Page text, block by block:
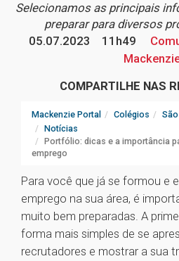
Selecionamos as principais
preparar para diversos
05.07.2023
11h49
COMPARTILHE NAS
Mackenzie Portal Colégios
Notícias
Portfólio: dicas e a importância
emprego
Para você que já se formou e
emprego na sua área, é
muito bem preparadas. A
forma mais simples de se
recrutadores e mostrar a sua